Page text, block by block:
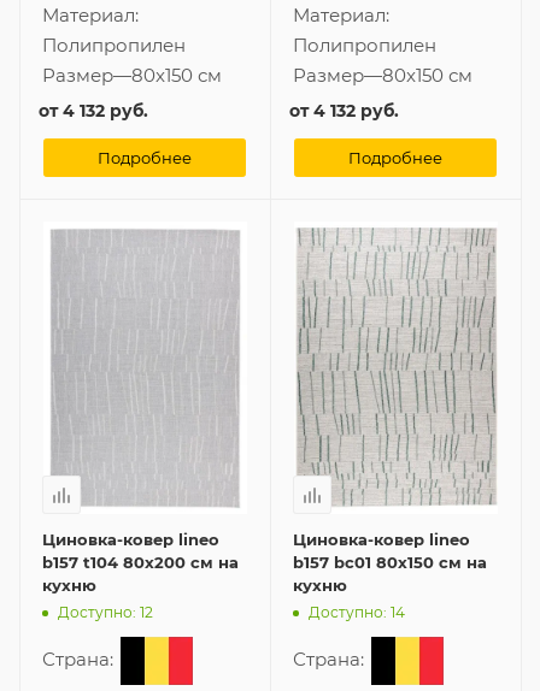
Материал:
Полипропилен
Размер—80x150 см
от4 132 руб.
Подробнее
Материал:
Полипропилен
Размер—80x150 см
от4 132 руб.
Подробнее
Циновка-ковер lineo
b157 t104 80x200 см на
кухню
Доступно: 12
Страна:
Циновка-ковер lineo
b157 bc01 80x150 см на
кухню
Доступно: 14
Страна: